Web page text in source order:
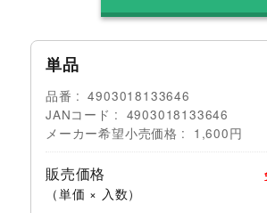
単品
品番
4903018133646
JANコード
4903018133646
メーカー希望小売価格
1,600円
販売価格
（単価 × 入数）